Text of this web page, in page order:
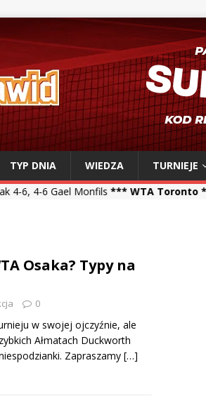
TYP DNIA WIEDZA TURNIEJE
*** WTA Toronto ***Iga Świątek 6-2,
Osaka? Typy na
0
w swojej ojczyźnie, ale
Ałmatach Duckworth
Zapraszamy […]